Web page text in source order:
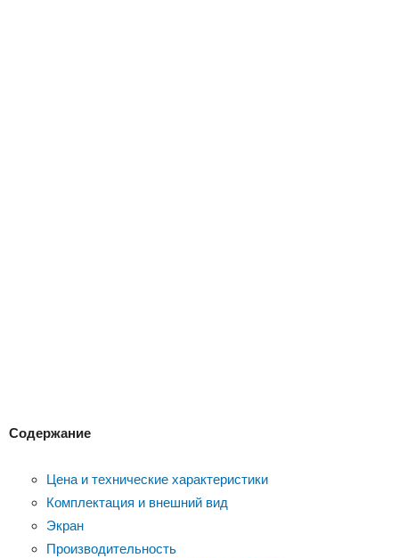
Содержание
Цена и технические характеристики
Комплектация и внешний вид
Экран
Производительность